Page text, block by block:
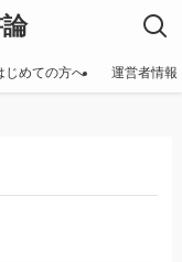
じめての方へ 運営者情報